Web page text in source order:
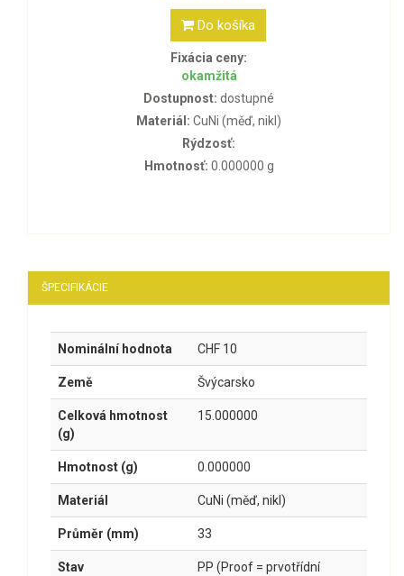
Do košíka
Fixácia ceny:
okamžitá
Dostupnost: dostupné
Materiál: CuNi (měď, nikl)
Rýdzosť:
Hmotnosť: 0.000000 g
ŠPECIFIKÁCIE
Nominální hodnota CHF 10
Země Švýcarsko
Celková hmotnost
(g)
15.000000
Hmotnost (g) 0.000000
Materiál CuNi (měď, nikl)
Průměr (mm) 33
Stav
PP (Proof = prvotřídní